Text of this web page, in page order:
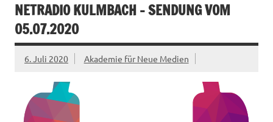
NETRADIO KULMBACH – SENDUNG VOM
05.07.2020
6. Juli 2020 Akademie für Neue Medien